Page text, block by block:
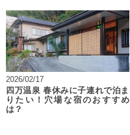
2026/02/17
四万温泉 春休みに子連れで泊ま
りたい！穴場な宿のおすすめ
は？